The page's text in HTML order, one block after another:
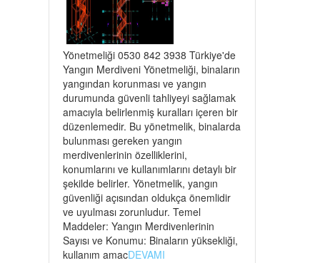
Yönetmeliği 0530 842 3938 Türkiye'de
Yangın Merdiveni Yönetmeliği, binaların
yangından korunması ve yangın
durumunda güvenli tahliyeyi sağlamak
amacıyla belirlenmiş kuralları içeren bir
düzenlemedir. Bu yönetmelik, binalarda
bulunması gereken yangın
merdivenlerinin özelliklerini,
konumlarını ve kullanımlarını detaylı bir
şekilde belirler. Yönetmelik, yangın
güvenliği açısından oldukça önemlidir
ve uyulması zorunludur. Temel
Maddeler: Yangın Merdivenlerinin
Sayısı ve Konumu: Binaların yüksekliği,
kullanım amacDEVAMI